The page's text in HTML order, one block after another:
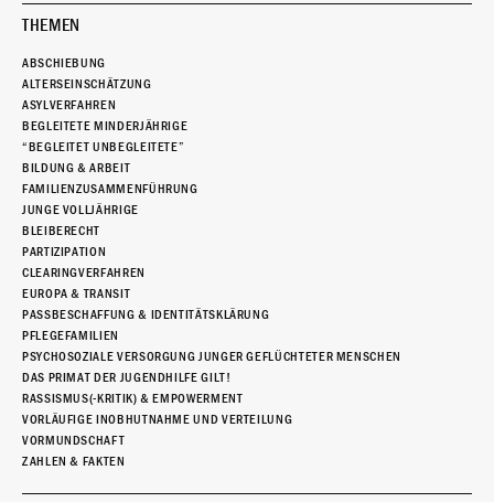
THEMEN
ABSCHIEBUNG
ALTERSEINSCHÄTZUNG
ASYLVERFAHREN
BEGLEITETE MINDERJÄHRIGE
“BEGLEITET UNBEGLEITETE”
BILDUNG & ARBEIT
FAMILIENZUSAMMENFÜHRUNG
JUNGE VOLLJÄHRIGE
BLEIBERECHT
PARTIZIPATION
CLEARINGVERFAHREN
EUROPA & TRANSIT
PASSBESCHAFFUNG & IDENTITÄTSKLÄRUNG
PFLEGEFAMILIEN
PSYCHOSOZIALE VERSORGUNG JUNGER GEFLÜCHTETER MENSCHEN
DAS PRIMAT DER JUGENDHILFE GILT!
RASSISMUS(-KRITIK) & EMPOWERMENT
VORLÄUFIGE INOBHUTNAHME UND VERTEILUNG
VORMUNDSCHAFT
ZAHLEN & FAKTEN